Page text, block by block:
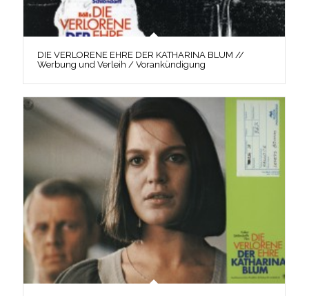
DIE VERLORENE EHRE DER KATHARINA BLUM //
Werbung und Verleih / Vorankündigung